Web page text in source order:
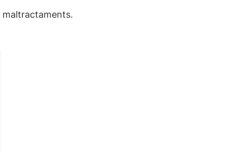
maltractaments.